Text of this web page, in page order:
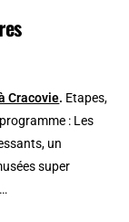
Cracovie. Etapes,
: Les
un
super